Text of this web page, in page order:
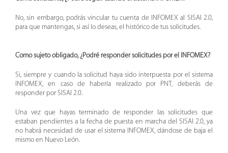
No, sin embargo, podrás vincular tu cuenta de INFOMEX al SISAI 2.0,
para que mantengas, si así lo deseas, el histórico de tus solicitudes.
Como sujeto obligado, ¿Podré responder solicitudes por el INFOMEX?
Si, siempre y cuando la solicitud haya sido interpuesta por el sistema
INFOMEX, en caso de haberla realizado por PNT, deberás de
responder por SISAI 2.0.
Una vez que hayas terminado de responder las solicitudes que
estaban pendientes a la fecha de puesta en marcha del SISAI 2.0, ya
no habrá necesidad de usar el sistema INFOMEX, dándose de baja el
mismo en Nuevo León.